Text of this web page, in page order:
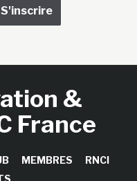
&
France
MEMBRES
RNCI